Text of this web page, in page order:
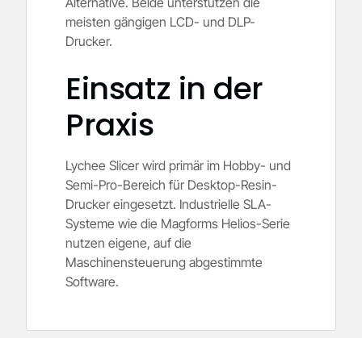
meisten gängigen LCD- und DLP-
Drucker.
Einsatz in der
Praxis
Lychee Slicer wird primär im Hobby- und
Semi-Pro-Bereich für Desktop-Resin-
Drucker eingesetzt. Industrielle SLA-
Systeme wie die Magforms Helios-Serie
nutzen eigene, auf die
Maschinensteuerung abgestimmte
Software.